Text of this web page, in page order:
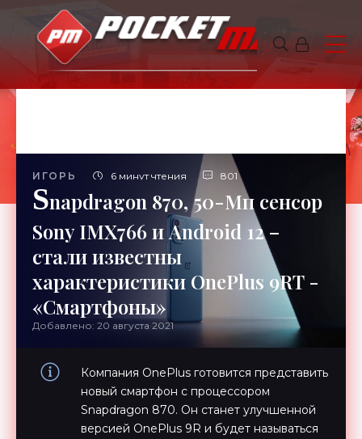
ИГОРЬ 6 минут чтения 801
Snapdragon 870, 50-Мп сенсор
Sony IMX766 и Android 12 –
стали известны
характеристики OnePlus 9RT -
«Смартфоны»
Добавлено: 20 августа 2021
Компания OnePlus готовится представить
новый смартфон с процессором
Snapdragon 870. Он станет улучшенной
версией OnePlus 9R и будет называться